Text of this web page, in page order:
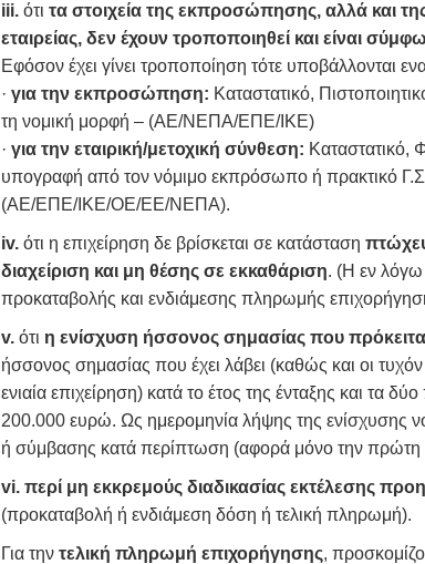
iii.ότι τα στοιχεία της εκπροσώπησης, αλλά και
εταιρείας, δεν έχουν τροποποιηθεί και είναι
Εφόσον έχει γίνει τροποποίηση τότε υποβάλλονται
· για την εκπροσώπηση: Καταστατικό,
τη νομική μορφή – (ΑΕ/ΝΕΠΑ/ΕΠΕ/ΙΚΕ)
· για την εταιρική/μετοχική σύνθεση: Καταστατικό,
υπογραφή από τον νόμιμο εκπρόσωπο ή πρακτικό
(ΑΕ/ΕΠΕ/ΙΚΕ/ΟΕ/ΕΕ/ΝΕΠΑ).
iv.ότι η επιχείρηση δε βρίσκεται σε κατάσταση
διαχείριση και μη θέσης σε εκκαθάριση. (Η εν λόγω
προκαταβολής και ενδιάμεσης πληρωμής
v.ότι η ενίσχυση ήσσονος σημασίας που
ήσσονος σημασίας που έχει λάβει (καθώς και οι
ενιαία επιχείρηση) κατά το έτος της ένταξης και τα
200.000 ευρώ. Ως ημερομηνία λήψης της ενίσχυσης
ή σύμβασης κατά περίπτωση (αφορά μόνο την πρώτη
vi. περί μη εκκρεμούς διαδικασίας εκτέλεσης
(προκαταβολή ή ενδιάμεση δόση ή τελική πληρωμή).
Για την τελική πληρωμή επιχορήγησης,